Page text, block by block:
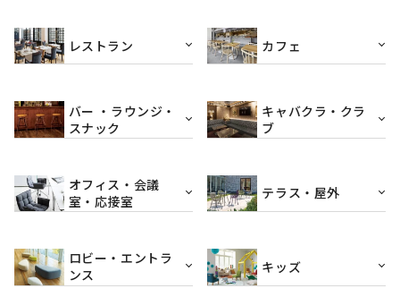
レストラン カフェ
バー ・ラウンジ・
スナック
キャバクラ・クラ
ブ
オフィス・会議
室・応接室
テラス・屋外
ロビー・エントラ
ンス
キッズ